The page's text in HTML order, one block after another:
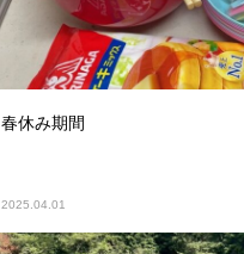
春休み期間
2025.04.01